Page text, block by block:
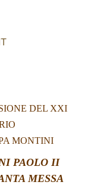
DEL XXI
MONTINI
PAOLO II
MESSA